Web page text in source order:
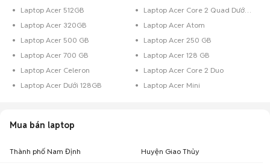
Laptop Acer 512GB
Laptop Acer Core 2 Quad Dưới 128 GB
Laptop Acer 320GB
Laptop Acer Atom
Laptop Acer 500 GB
Laptop Acer 250 GB
Laptop Acer 700 GB
Laptop Acer 128 GB
Laptop Acer Celeron
Laptop Acer Core 2 Duo
Laptop Acer Dưới 128GB
Laptop Acer Mini
Mua bán laptop
Thành phố Nam Định Huyện Giao Thủy